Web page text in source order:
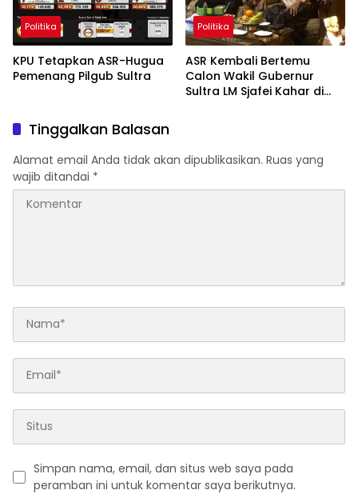
Politika
KPU Tetapkan ASR-Hugua
Pemenang Pilgub Sultra
Politika
ASR Kembali Bertemu
Calon Wakil Gubernur
Sultra LM Sjafei Kahar di
Tinggalkan Balasan
Alamat email Anda tidak akan dipublikasikan. Ruas yang
wajib ditandai *
Simpan nama, email, dan situs web saya pada
peramban ini untuk komentar saya berikutnya.